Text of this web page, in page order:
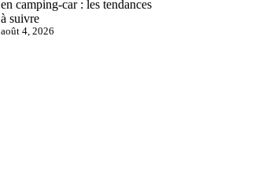
en camping-car : les tendances
à suivre
août 4, 2026